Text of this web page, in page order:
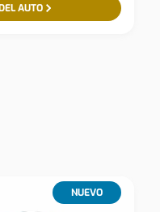
AUTO
NUEVO